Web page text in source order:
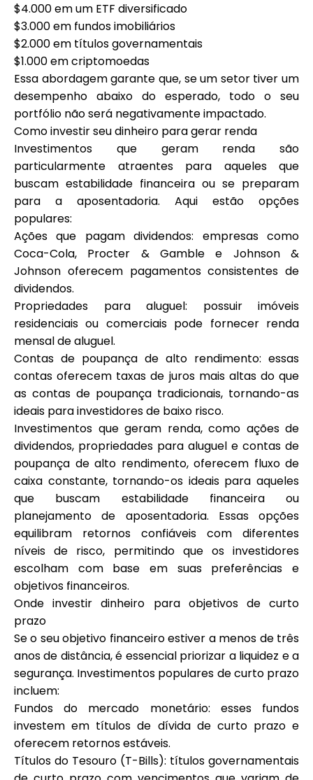
$4.000 em um ETF diversificado
$3.000 em fundos imobiliários
$2.000 em títulos governamentais
$1.000 em criptomoedas
Essa abordagem garante que, se um setor tiver um
desempenho abaixo do esperado, todo o seu
portfólio não será negativamente impactado.
Como investir seu dinheiro para gerar renda
Investimentos que geram renda são
particularmente atraentes para aqueles que
buscam estabilidade financeira ou se preparam
para a aposentadoria. Aqui estão opções
populares:
Ações que pagam dividendos: empresas como
Coca-Cola, Procter & Gamble e Johnson &
Johnson oferecem pagamentos consistentes de
dividendos.
Propriedades para aluguel: possuir imóveis
residenciais ou comerciais pode fornecer renda
mensal de aluguel.
Contas de poupança de alto rendimento: essas
contas oferecem taxas de juros mais altas do que
as contas de poupança tradicionais, tornando-as
ideais para investidores de baixo risco.
Investimentos que geram renda, como ações de
dividendos, propriedades para aluguel e contas de
poupança de alto rendimento, oferecem fluxo de
caixa constante, tornando-os ideais para aqueles
que buscam estabilidade financeira ou
planejamento de aposentadoria. Essas opções
equilibram retornos confiáveis com diferentes
níveis de risco, permitindo que os investidores
escolham com base em suas preferências e
objetivos financeiros.
Onde investir dinheiro para objetivos de curto
prazo
Se o seu objetivo financeiro estiver a menos de três
anos de distância, é essencial priorizar a liquidez e a
segurança. Investimentos populares de curto prazo
incluem:
Fundos do mercado monetário: esses fundos
investem em títulos de dívida de curto prazo e
oferecem retornos estáveis.
Títulos do Tesouro (T-Bills): títulos governamentais